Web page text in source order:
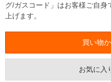
グ/ガスコード」はお客様ご自身
上げます。
お気に入